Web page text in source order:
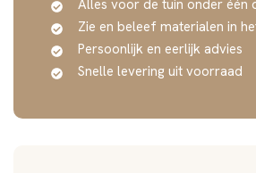
Alles voor de tuin onder één
Zie en beleef materialen in
Persoonlijk en eerlijk advies
Snelle levering uit voorraad